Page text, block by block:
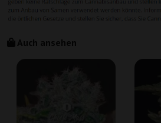
Auch ansehen